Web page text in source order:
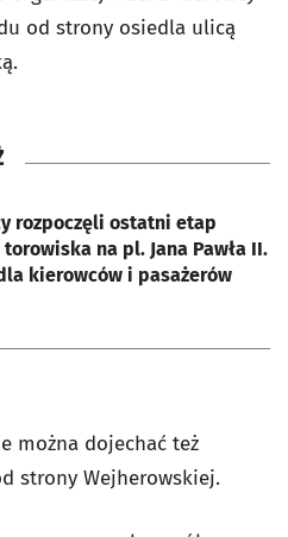
od strony osiedla ulicą
rozpoczęli ostatni etap
na pl. Jana Pawła II.
kierowców i pasażerów
można dojechać też
strony Wejherowskiej.